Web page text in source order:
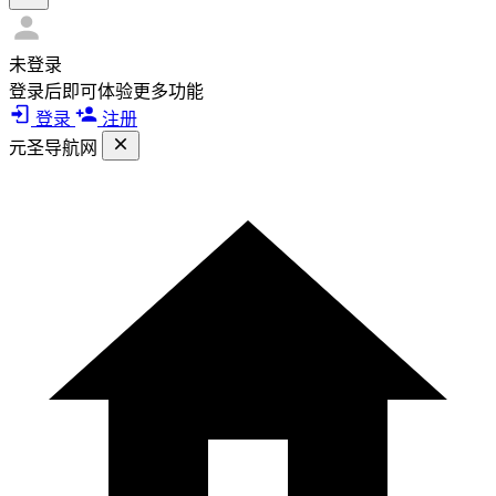
未登录
登录后即可体验更多功能
登录
注册
元圣导航网